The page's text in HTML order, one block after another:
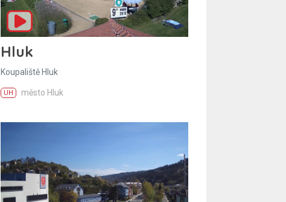
Hluk
Koupaliště Hluk
UH město Hluk